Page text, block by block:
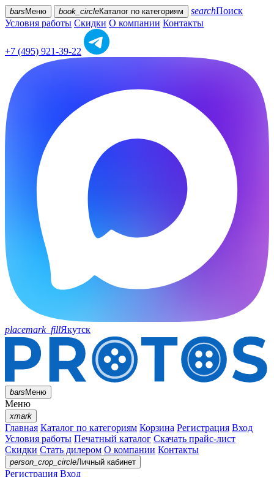
bars Меню book_circleКаталог по категориям searchПоиск
Условия работы Скидки О компании Контакты
+7 (495) 921-39-22
placemark_fillЯкутск
barsМеню
Меню
xmark
Главная Каталог по категориям Корзина Регистрация Вход
Условия работы Печатный каталог Скачать прайс-лист
Скидки Стать дилером О компании Контакты
person_crop_circleЛичный кабинет
Регистрация Вход